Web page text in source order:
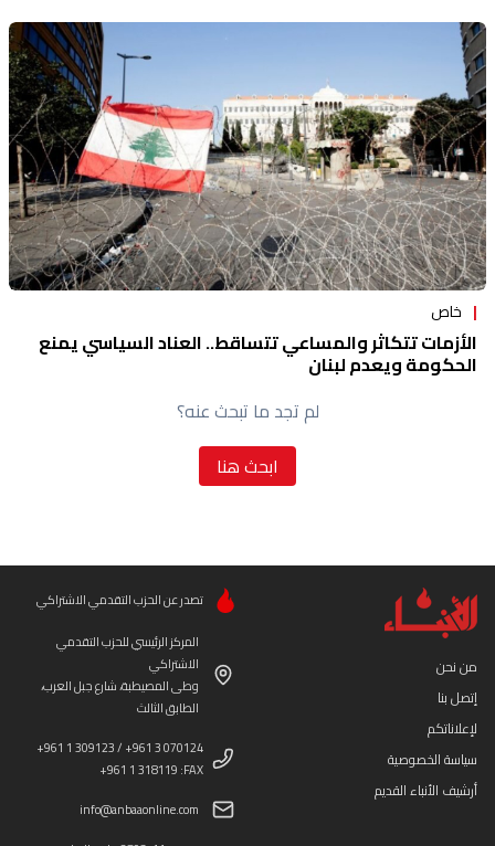
خاص
الأزمات تتكاثر والمساعي تتساقط.. العناد السياسي يمنع
الحكومة ويعدم لبنان
لم تجد ما تبحث عنه؟
ابحث هنا
من نحن
إتصل بنا
لإعلاناتكم
سياسة الخصوصية
أرشيف الأنباء القديم
تصدر عن الحزب التقدمي الاشتراكي
المركز الرئيسي للحزب التقدمي
الاشتراكي
وطى المصيطبة، شارع جبل العرب،
الطابق الثالث
+961 1 309123 / +961 3 070124
+961 1 318119 :FAX
info@anbaaonline.com